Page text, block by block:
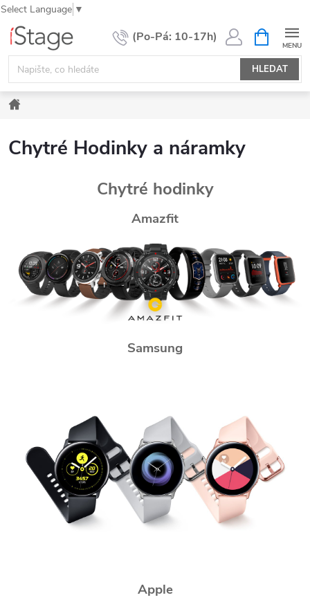
Select Language ▼
Přejít
obsah
HLEDAT
NÁKUPNÍ
KOŠÍK
Chytré Hodinky a náramky
Chytré hodinky
Amazfit
Samsung
Apple